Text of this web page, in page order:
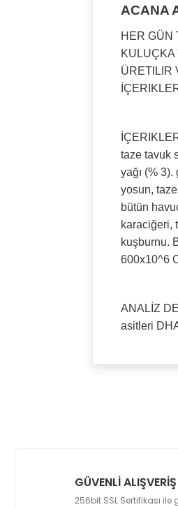
ACANA
HER GÜN
ÜRETILIR
taze tavuk
yağı (%
yosun,
bütün
karaciğeri,
kuşburnu.
600x10^6
ANALİZ
asitleri
Bu
GÜVENLİ ALIŞVERİŞ
256bit SSL Sertifikası ile